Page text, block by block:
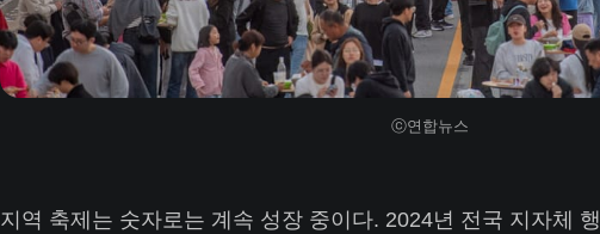
ⓒ연합뉴스
지역 축제는 숫자로는 계속 성장 중이다. 2024년 전국 지자체